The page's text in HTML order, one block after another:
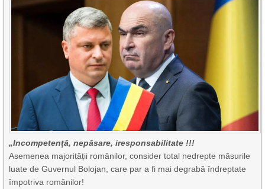
„Incompetență, nepăsare, iresponsabilitate !!!
Asemenea majorității românilor, consider total nedrepte măsurile
luate de Guvernul Bolojan, care par a fi mai degrabă îndreptate
împotriva românilor!